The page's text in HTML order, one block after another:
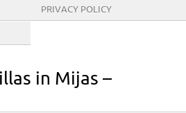
PRIVACY POLICY
in Mijas –